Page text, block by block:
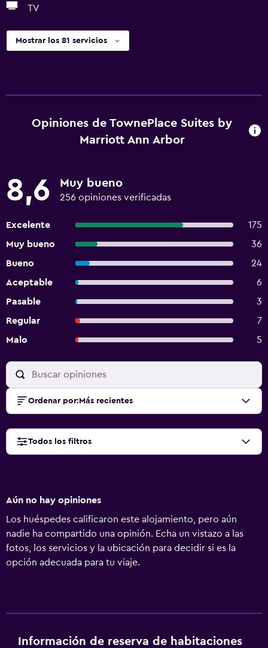
TV
Mostrar los 81 servicios
Opiniones de TownePlace Suites by
Marriott Ann Arbor
8,6 Muy bueno
256 opiniones verificadas
Excelente
175
Muy bueno
36
Bueno
24
Aceptable
6
Pasable
3
Regular
7
Malo
5
Ordenar por: Más recientes
Todos los filtros
Aún no hay opiniones
Los huéspedes calificaron este alojamiento, pero aún
nadie ha compartido una opinión. Echa un vistazo a las
fotos, los servicios y la ubicación para decidir si es la
opción adecuada para tu viaje.
Información de reserva de habitaciones